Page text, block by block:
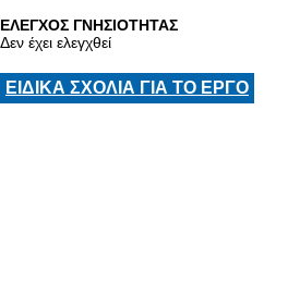
ΕΛΕΓΧΟΣ ΓΝΗΣΙΟΤΗΤΑΣ
Δεν έχει ελεγχθεί
ΕΙΔΙΚΑ ΣΧΟΛΙΑ ΓΙΑ ΤΟ ΕΡΓΟ